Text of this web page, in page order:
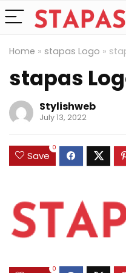
Home » stapas Logo »
stapas
Stylishweb
July 13, 2022
Save
0
0